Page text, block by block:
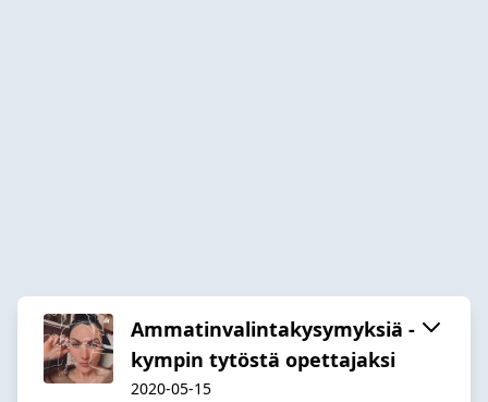
Ammatinvalintakysymyksiä -
kympin tytöstä opettajaksi
2020-05-15